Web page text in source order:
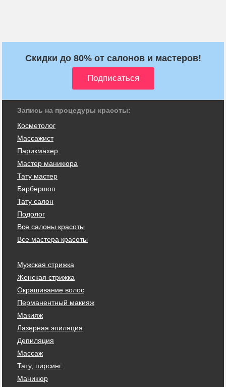
Скидки до 80% от салонов и мастеров!
Запись на процедуры красоты:
Косметолог
Массажист
Парикмахер
Мастер маникюра
Тату мастер
Барбершоп
Тату салон
Подолог
Все салоны красоты
Все мастера красоты
Мужская стрижка
Женская стрижка
Окрашивание волос
Перманентный макияж
Макияж
Лазерная эпиляция
Депиляция
Массаж
Тату, пирсинг
Маникюр